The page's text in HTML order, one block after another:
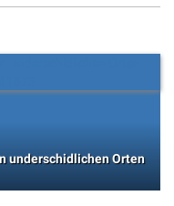
underschidlichen Orten